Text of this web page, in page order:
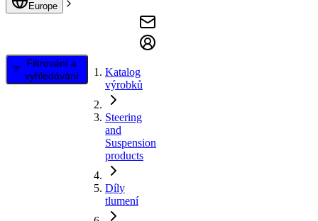
Europe
Filtrování a
vyhledávání
Katalog
výrobků
Steering
and
Suspension
products
Díly
tlumení